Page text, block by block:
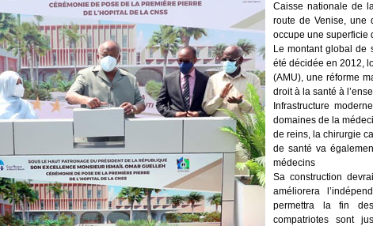
Caisse nationale de
route de Venise, une
occupe une superficie
Le montant global de
été décidée en 2012,
(AMU), une réforme
droit à la santé à
Infrastructure
domaines de la
de reins, la chirurgie
de santé va
médecins
Sa construction
améliorera
permettra la fin
compatriotes sont